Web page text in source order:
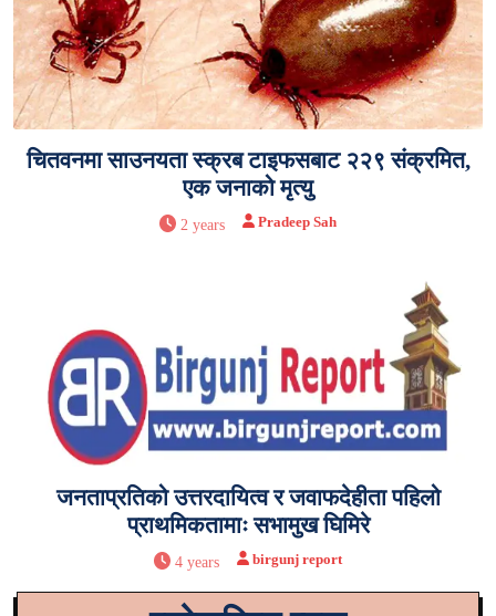
चितवनमा साउनयता स्क्रब टाइफसबाट २२९ संक्रमित,
एक जनाको मृत्यु
2 years Pradeep Sah
जनताप्रतिको उत्तरदायित्व र जवाफदेहीता पहिलो
प्राथमिकतामाः सभामुख घिमिरे
4 years birgunj report